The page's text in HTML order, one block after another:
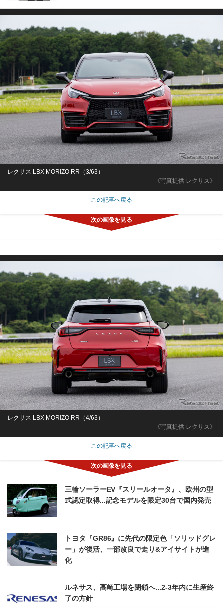
《写真提供 レクサス》
レクサス LBX MORIZO RR（3/63）
この記事へ戻る
《写真提供 レクサス》
レクサス LBX MORIZO RR（4/63）
この記事へ戻る
三輪ソーラーEV『スリールオータ』、欧州の型
式認定取得...記念モデルを限定30台で国内発売
トヨタ『GR86』に先代の限定色「ソリッドグレ
ー」が復活、一部改良で走り&アイサイトが進
化
ルネサス、高崎工場を閉鎖へ...2‐3年内に生産終
了の方針